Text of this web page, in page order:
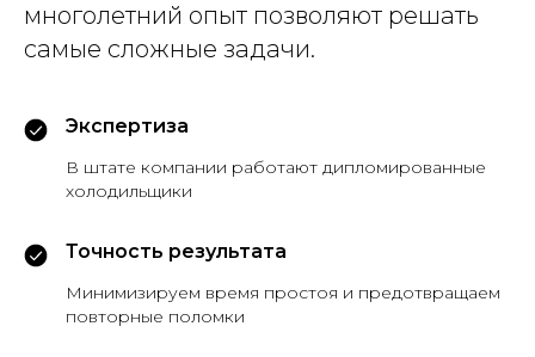
многолетний опыт позволяют решать
самые сложные задачи.
Экспертиза
В штате компании работают дипломированные
холодильщики
Точность результата
Минимизируем время простоя и предотвращаем
повторные поломки